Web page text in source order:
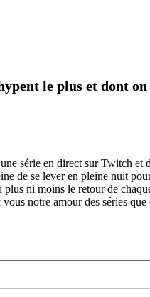
le plus et dont
série en direct sur Twitch
de se lever en pleine nuit
ni moins le retour de
notre amour des séries